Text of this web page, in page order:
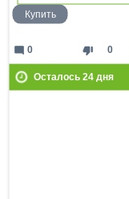
Купить
thumb_down 0
mode_comment 0
Осталось 24дня